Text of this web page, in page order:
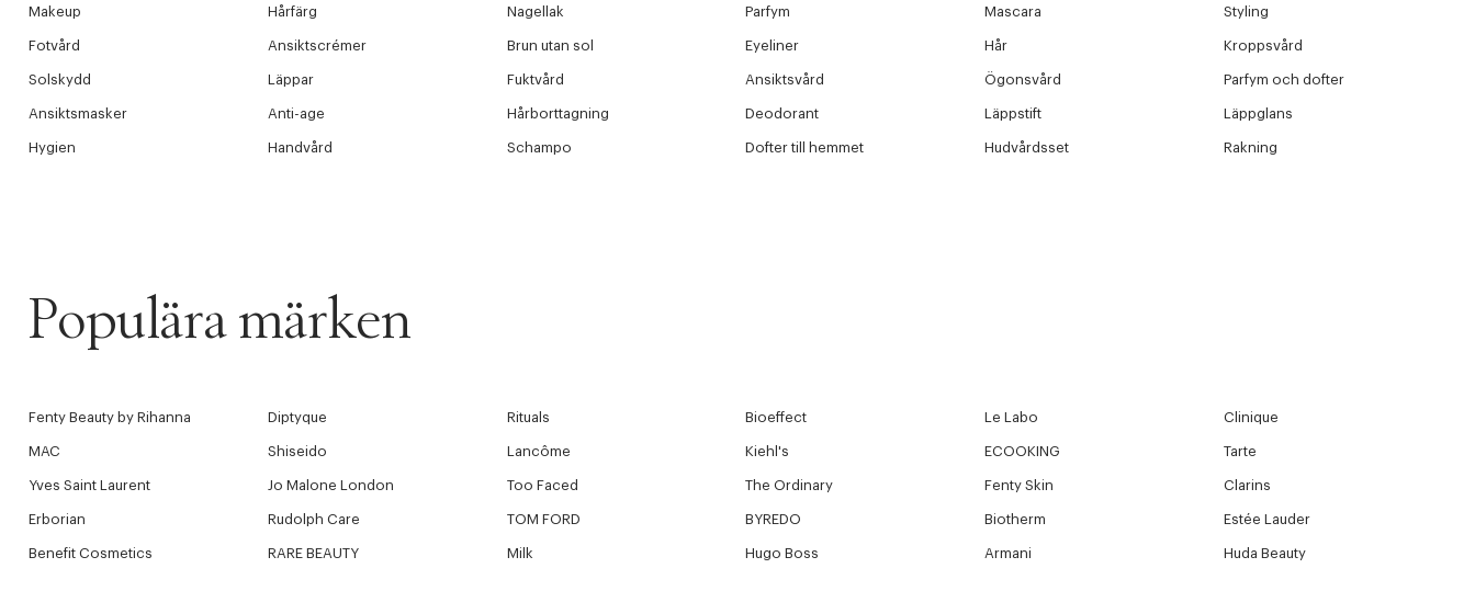
Tidigare
Makeup Hårfärg Nagellak Parfym Mascara Styling
Fotvård Ansiktscrémer Brun utan sol Eyeliner Hår Kroppsvård
Solskydd Läppar Fuktvård Ansiktsvård Ögonsvård Parfym och dofter
Ansiktsmasker Anti-age Hårborttagning Deodorant Läppstift Läppglans
Hygien Handvård Schampo Dofter till hemmet Hudvårdsset Rakning
Populära märken
Fenty Beauty by Rihanna Diptyque Rituals Bioeffect Le Labo Clinique
MAC Shiseido Lancôme Kiehl's ECOOKING Tarte
Yves Saint Laurent Jo Malone London Too Faced The Ordinary Fenty Skin Clarins
Erborian Rudolph Care TOM FORD BYREDO Biotherm Estée Lauder
Benefit Cosmetics RARE BEAUTY Milk Hugo Boss Armani Huda Beauty
Leveranstid: 2-5 arbetsdagar.
LÄGG TILL NY ÖNSKAN
Øv vi kan desværre ikke vise dig denne video. Tillad statistiske cookies for at kunne se
Stäng